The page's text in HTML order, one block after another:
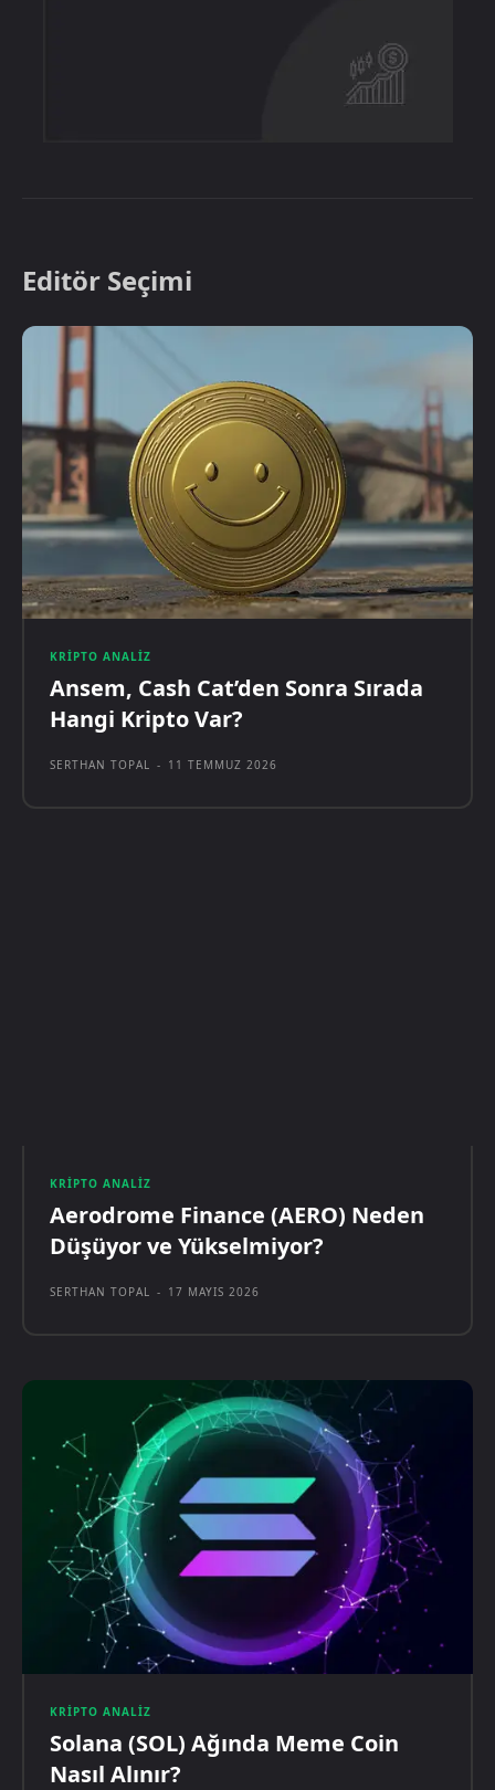
Editör Seçimi
KRIPTO ANALIZ
Ansem, Cash Cat’den Sonra Sırada
Hangi Kripto Var?
SERTHAN TOPAL - 11 TEMMUZ 2026
KRIPTO ANALIZ
Aerodrome Finance (AERO) Neden
Düşüyor ve Yükselmiyor?
SERTHAN TOPAL - 17 MAYIS 2026
KRIPTO ANALIZ
Solana (SOL) Ağında Meme Coin
Nasıl Alınır?